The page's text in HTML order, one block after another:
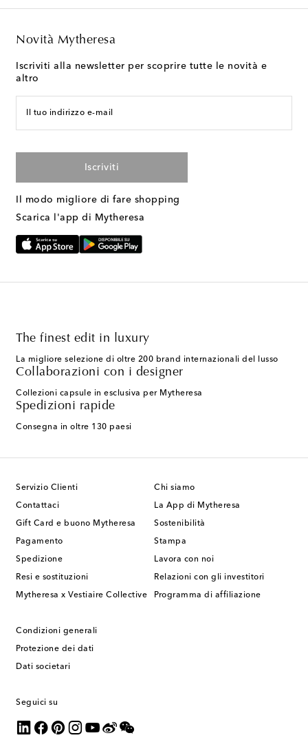
Novità Mytheresa
Iscriviti alla newsletter per scoprire tutte le novità e
altro
Il tuo indirizzo e-mail
Iscriviti
Il modo migliore di fare shopping
Scarica l'app di Mytheresa
The finest edit in luxury
La migliore selezione di oltre 200 brand internazionali del lusso
Collaborazioni con i designer
Collezioni capsule in esclusiva per Mytheresa
Spedizioni rapide
Consegna in oltre 130 paesi
Servizio Clienti
Contattaci
Gift Card e buono Mytheresa
Pagamento
Spedizione
Resi e sostituzioni
Mytheresa x Vestiaire Collective
Chi siamo
La App di Mytheresa
Sostenibilità
Stampa
Lavora con noi
Relazioni con gli investitori
Programma di affiliazione
Condizioni generali
Protezione dei dati
Dati societari
Seguici su